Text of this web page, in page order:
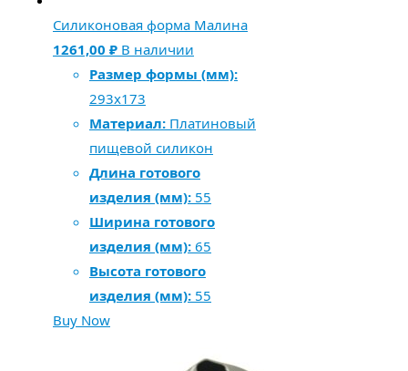
Силиконовая форма Малина
1261,00 ₽ В наличии
Размер формы (мм):
293х173
Материал: Платиновый
пищевой силикон
Длина готового
изделия (мм): 55
Ширина готового
изделия (мм): 65
Высота готового
изделия (мм): 55
Buy Now